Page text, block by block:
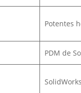
Potentes
PDM de